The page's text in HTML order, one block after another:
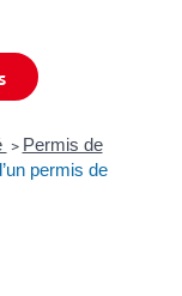
> Permis de
permis de